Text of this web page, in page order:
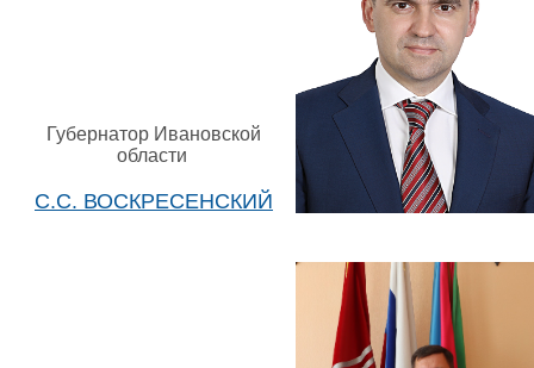
Губернатор Ивановской
области
С.С. ВОСКРЕСЕНСКИЙ